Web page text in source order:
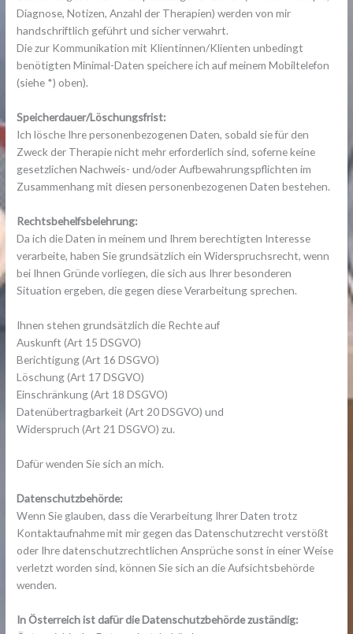
Diagnose, Notizen, Anzahl der Therapien) werden von mir
handschriftlich geführt und sicher verwahrt.
Die zur Kommunikation mit Klientinnen/Klienten unbedingt
benötigten Minimal-Daten speichere ich auf meinem Mobiltelefon
(siehe *) oben).
Speicherdauer/Löschungsfrist:
Ich lösche Ihre personenbezogenen Daten, sobald sie für den
Zweck der Therapie nicht mehr erforderlich sind, soferne keine
gesetzlichen Nachweis- und/oder Aufbewahrungspflichten im
Zusammenhang mit diesen personenbezogenen Daten bestehen.
Rechtsbehelfsbelehrung:
Da ich die Daten in meinem und Ihrem berechtigten Interesse
verarbeite, haben Sie grundsätzlich ein Widerspruchsrecht, wenn
bei Ihnen Gründe vorliegen, die sich aus Ihrer besonderen
Situation ergeben, die gegen diese Verarbeitung sprechen.
Ihnen stehen grundsätzlich die Rechte auf
Auskunft (Art 15 DSGVO)
Berichtigung (Art 16 DSGVO)
Löschung (Art 17 DSGVO)
Einschränkung (Art 18 DSGVO)
Datenübertragbarkeit (Art 20 DSGVO) und
Widerspruch (Art 21 DSGVO) zu.
Dafür wenden Sie sich an mich.
Datenschutzbehörde:
Wenn Sie glauben, dass die Verarbeitung Ihrer Daten trotz
Kontaktaufnahme mit mir gegen das Datenschutzrecht verstößt
oder Ihre datenschutzrechtlichen Ansprüche sonst in einer Weise
verletzt worden sind, können Sie sich an die Aufsichtsbehörde
wenden.
In Österreich ist dafür die Datenschutzbehörde zuständig: